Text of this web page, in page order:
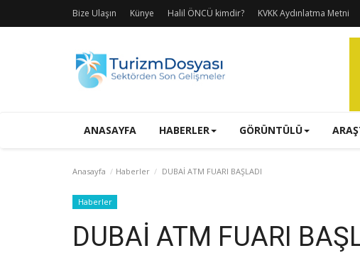
Bize Ulaşın Künye Halil ÖNCÜ kimdir? KVKK Aydınlatma Metni
ANASAYFA HABERLER GÖRÜNTÜLÜ
Anasayfa Haberler DUBAİ ATM FUARI BAŞLADI
Haberler
DUBAİ ATM FUARI